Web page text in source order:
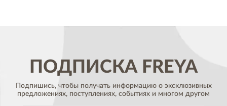
ПОДПИСКА FREYA
Подпишись, чтобы получать информацию о эксклюзивных
предложениях, поступлениях, событиях и многом другом